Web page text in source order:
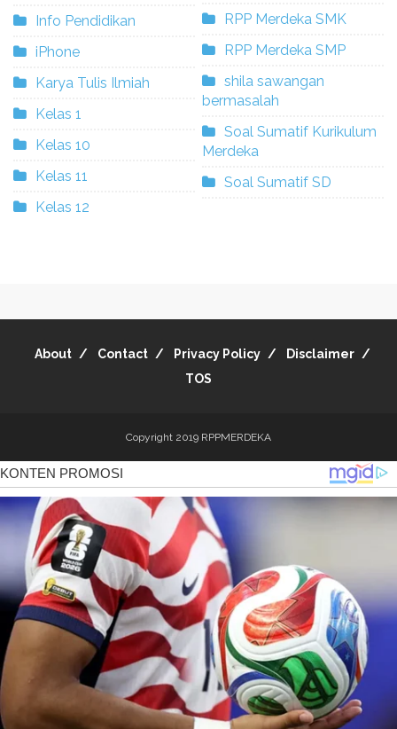
Info Pendidikan
iPhone
Karya Tulis Ilmiah
Kelas 1
Kelas 10
Kelas 11
Kelas 12
RPP Merdeka SMK
RPP Merdeka SMP
shila sawangan
bermasalah
Soal Sumatif Kurikulum
Merdeka
Soal Sumatif SD
About Contact Privacy Policy
Disclaimer
TOS
Copyright 2019 RPPMERDEKA